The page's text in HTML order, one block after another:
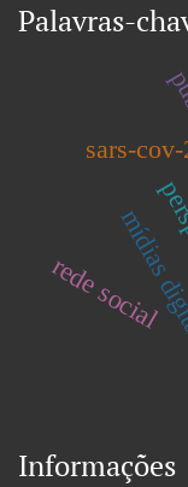
Palavras-
rede social
sars-cov-
Informações